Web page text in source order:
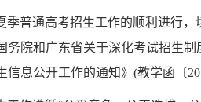
季普通高考招生工作的顺利进行
务院和广东省关于深化考试招生
息公开工作的通知》 (教学函〔